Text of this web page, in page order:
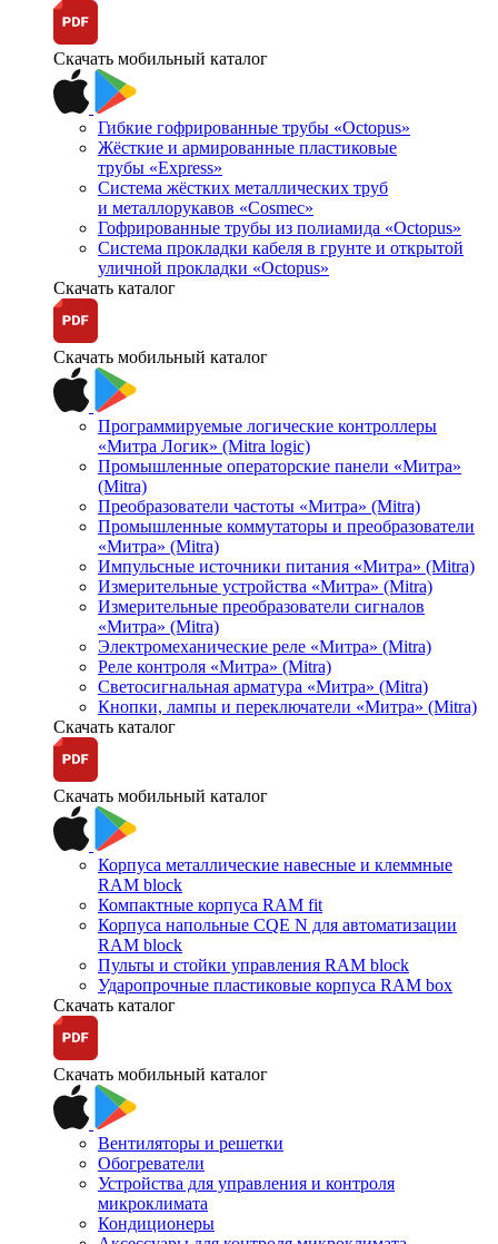
Скачать мобильный каталог
Гибкие гофрированные трубы «Octopus»
Жёсткие и армированные пластиковые
трубы «Express»
Система жёстких металлических труб
и металлорукавов «Cosmec»
Гофрированные трубы из полиамида «Octopus»
Система прокладки кабеля в грунте и открытой
уличной прокладки «Octopus»
Скачать каталог
Скачать мобильный каталог
Программируемые логические контроллеры
«Митра Логик» (Mitra logic)
Промышленные операторские панели «Митра»
(Mitra)
Преобразователи частоты «Митра» (Mitra)
Промышленные коммутаторы и преобразователи
«Митра» (Mitra)
Импульсные источники питания «Митра» (Mitra)
Измерительные устройства «Митра» (Mitra)
Измерительные преобразователи сигналов
«Митра» (Mitra)
Электромеханические реле «Митра» (Mitra)
Реле контроля «Митра» (Mitra)
Светосигнальная арматура «Митра» (Mitra)
Кнопки, лампы и переключатели «Митра» (Mitra)
Скачать каталог
Скачать мобильный каталог
Корпуса металлические навесные и клеммные
RAM block
Компактные корпуса RAM fit
Корпуса напольные CQE N для автоматизации
RAM block
Пульты и стойки управления RAM block
Ударопрочные пластиковые корпуса RAM box
Скачать каталог
Скачать мобильный каталог
Вентиляторы и решетки
Обогреватели
Устройства для управления и контроля
микроклимата
Кондиционеры